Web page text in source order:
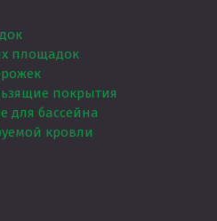
площадок
покрытия
для бассейна
кровли